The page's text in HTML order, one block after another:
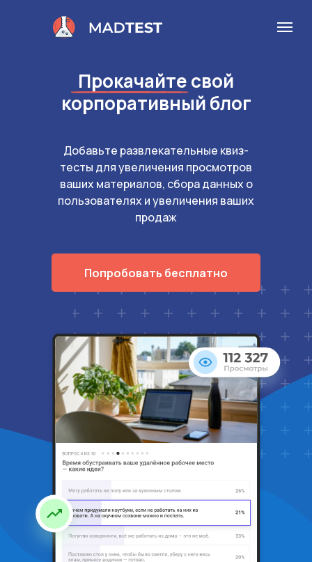
Прокачайте свой
корпоративный блог
Добавьте развлекательные квиз-
тесты для увеличения просмотров
ваших материалов, сбора данных о
пользователях и увеличения ваших
продаж
Попробовать бесплатно